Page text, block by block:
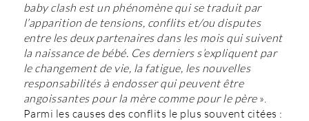
baby clash est un phénomène qui se traduit par
l’apparition de tensions, conflits et/ou disputes
entre les deux partenaires dans les mois qui suivent
la naissance de bébé. Ces derniers s’expliquent par
le changement de vie, la fatigue, les nouvelles
responsabilités à endosser qui peuvent être
angoissantes pour la mère comme pour le père».
Parmi les causes des conflits le plus souvent citées :